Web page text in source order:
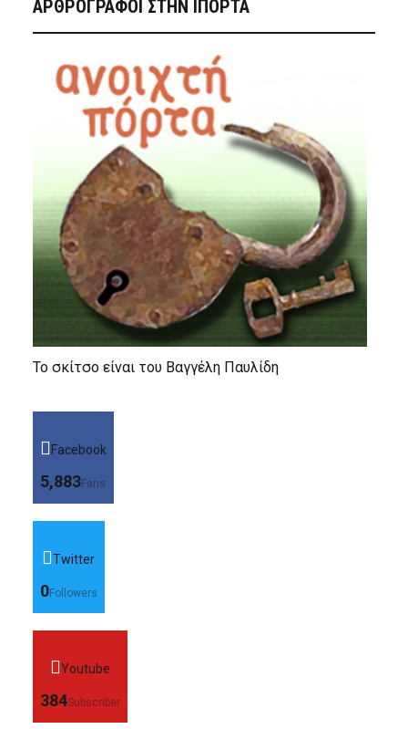
ΑΡΘΡΟΓΡΑΦΟΙ ΣΤΗΝ IΠΟΡΤΑ
Το σκίτσο είναι του Βαγγέλη Παυλίδη
Facebook
5,883Fans
Twitter
0Followers
Youtube
384Subscriber